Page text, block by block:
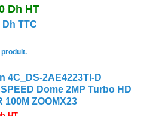
Dh HT
Dh TTC
4C_DS-2AE4223TI-D
Dome 2MP Turbo HD
100M ZOOMX23